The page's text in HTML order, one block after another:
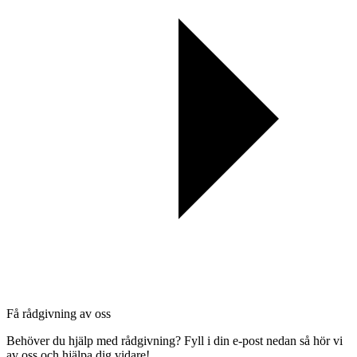
Få rådgivning av oss
Behöver du hjälp med rådgivning? Fyll i din e-post nedan så hör vi